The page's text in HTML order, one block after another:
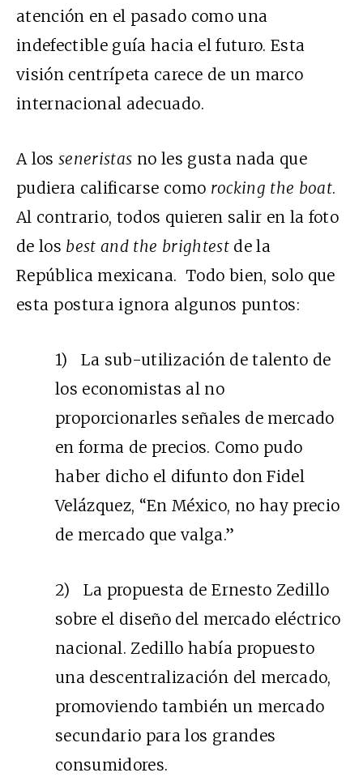
atención en el pasado como una
indefectible guía hacia el futuro. Esta
visión centrípeta carece de un marco
internacional adecuado.
A losseneristas no les gusta nada que
pudiera calificarse como rocking the boat.
Al contrario, todos quieren salir en la foto
de los best and the brightestde la
República mexicana. Todo bien, solo que
esta postura ignora algunos puntos:
1) La sub-utilización de talento de
los economistas al no
proporcionarles señales de mercado
en forma de precios. Como pudo
haber dicho el difunto don Fidel
Velázquez, “En México, no hay precio
de mercado que valga.”
2) La propuesta de Ernesto Zedillo
sobre el diseño del mercado eléctrico
nacional. Zedillo había propuesto
una descentralización del mercado,
promoviendo también un mercado
secundario para los grandes
consumidores.